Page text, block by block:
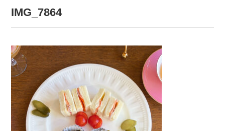
IMG_7864